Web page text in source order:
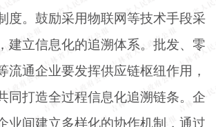
度。鼓励采用物联网等技术手段采
建立信息化的追溯体系。批发、零
流通企业要发挥供应链枢纽作用，
同打造全过程信息化追溯链条。企
业间建立多样化的协作机制，通过